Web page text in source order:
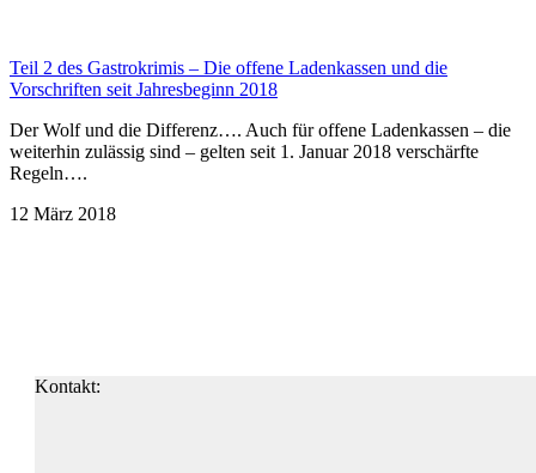
Teil 2 des Gastrokrimis – Die offene Ladenkassen und die
Vorschriften seit Jahresbeginn 2018
Der Wolf und die Differenz…. Auch für offene Ladenkassen – die
weiterhin zulässig sind – gelten seit 1. Januar 2018 verschärfte
Regeln….
12 März 2018
Kontakt: